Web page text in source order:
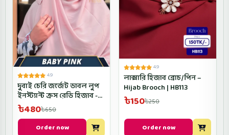
4.9
দুবাই চেরি জর্জেট ডাবল লুপ
ইনস্ট্যান্ট ক্রস রেডি হিজাব -
D3CROSRH- Baby Pink
Color
৳480৳650
Order now
4.9
লাক্সারি হিজাব ব্রোচ/পিন –
Hijab Brooch | HB113
৳150৳250
Order now